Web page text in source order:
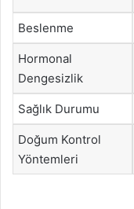
Beslenme
Hormonal
Dengesizlik
Sağlık Durumu
Doğum Kontrol
Yöntemleri